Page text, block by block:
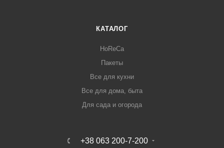
КАТАЛОГ
HoReCa
Пакеты
Все для кухни
Все для дома, быта
Для сада и огорода
+38 063 200-7-200